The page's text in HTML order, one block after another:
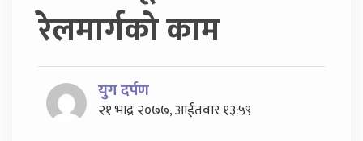
रेलमार्गको काम
युग दर्पण
२१ भाद्र २०७७, आईतवार १३:५९